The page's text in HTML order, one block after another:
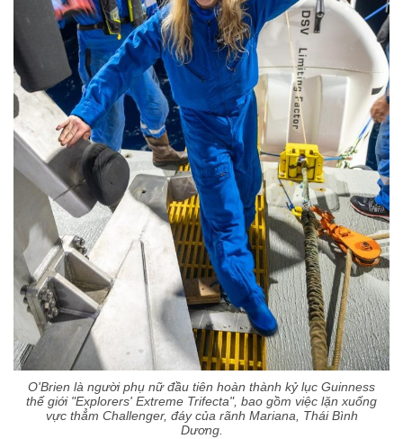
O'Brien là người phụ nữ đầu tiên hoàn thành kỷ lục Guinness
thế giới "Explorers' Extreme Trifecta", bao gồm việc lặn xuống
vực thẳm Challenger, đáy của rãnh Mariana, Thái Bình
Dương.